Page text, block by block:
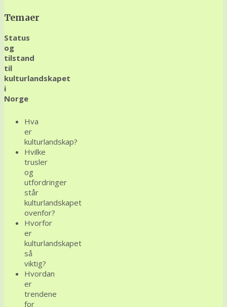
Temaer
Status
og
tilstand
til
kulturlandskapet
i
Norge
Hva
er
kulturlandskap?
Hvilke
trusler
og
utfordringer
står
kulturlandskapet
ovenfor?
Hvorfor
er
kulturlandskapet
så
viktig?
Hvordan
er
trendene
for